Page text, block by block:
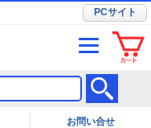
PCサイト
お問い合せ